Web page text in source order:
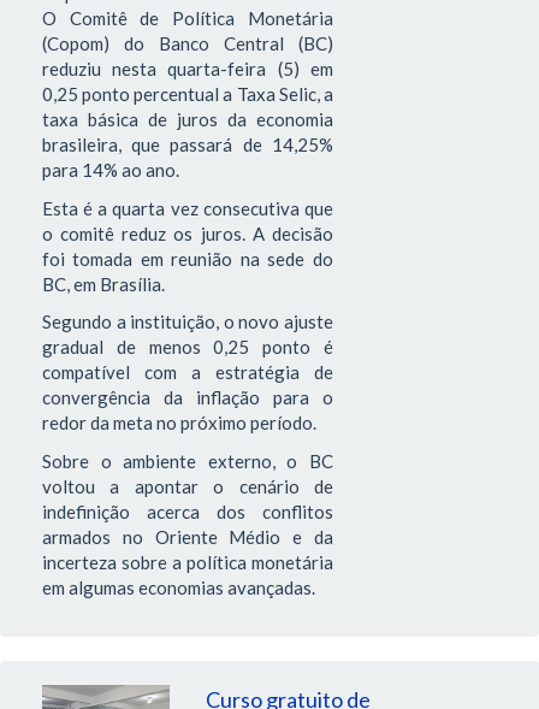
O Comitê de Política Monetária
(Copom) do Banco Central (BC)
reduziu nesta quarta-feira (5) em
0,25 ponto percentual a Taxa Selic, a
taxa básica de juros da economia
brasileira, que passará de 14,25%
para 14% ao ano.
Esta é a quarta vez consecutiva que
o comitê reduz os juros. A decisão
foi tomada em reunião na sede do
BC, em Brasília.
Segundo a instituição, o novo ajuste
gradual de menos 0,25 ponto é
compatível com a estratégia de
convergência da inflação para o
redor da meta no próximo período.
Sobre o ambiente externo, o BC
voltou a apontar o cenário de
indefinição acerca dos conflitos
armados no Oriente Médio e da
incerteza sobre a política monetária
em algumas economias avançadas.
Curso gratuito de